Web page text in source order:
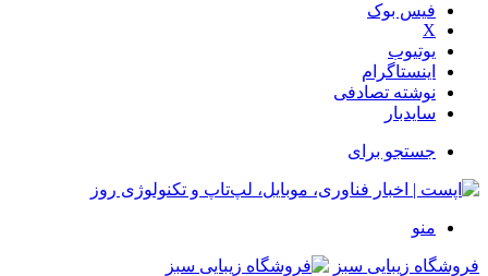
فیس بوک
X
یوتیوب
اینستاگرام
نوشته تصادفی
سایدبار
جستجو برای
منو
فروشگاه زیبایی سبز